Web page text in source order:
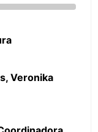
Veronika